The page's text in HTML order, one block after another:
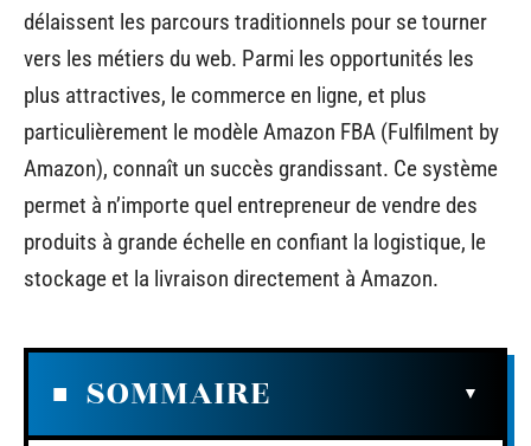
délaissent les parcours traditionnels pour se tourner
vers les métiers du web. Parmi les opportunités les
plus attractives, le commerce en ligne, et plus
particulièrement le modèle Amazon FBA (Fulfilment by
Amazon), connaît un succès grandissant. Ce système
permet à n’importe quel entrepreneur de vendre des
produits à grande échelle en confiant la logistique, le
stockage et la livraison directement à Amazon.
SOMMAIRE